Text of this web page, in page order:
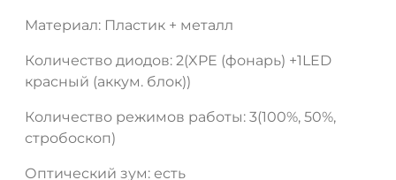
Материал: Пластик + металл
Количество диодов: 2(XPE (фонарь) +1LED
красный (аккум. блок))
Количество режимов работы: 3(100%, 50%,
стробоскоп)
Оптический зум: есть
ДА